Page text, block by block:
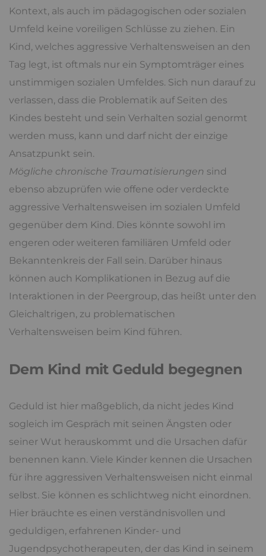
Kontext, als auch im pädagogischen oder sozialen
Umfeld keine voreiligen Schlüsse zu ziehen. Ein
Kind, welches aggressive Verhaltensweisen an den
Tag legt, ist oftmals nur ein Symptomträger eines
unstimmigen sozialen Umfeldes. Sich nun darauf zu
verlassen, dass die Problematik auf Seiten des
Kindes besteht und sein Verhalten sozial genormt
werden muss, kann und darf nicht der einzige
Ansatzpunkt sein.
Mögliche chronische Traumatisierungen sind
ebenso abzuprüfen wie offene oder verdeckte
aggressive Verhaltensweisen im sozialen Umfeld
gegenüber dem Kind. Dies könnte sowohl im
engeren oder weiteren familiären Umfeld oder
Bekanntenkreis der Fall sein. Darüber hinaus
können auch Komplikationen in Bezug auf die
Interaktionen in der Peergroup, das heißt unter den
Gleichaltrigen, zu problematischen
Verhaltensweisen beim Kind führen.
Dem Kind mit Geduld begegnen
Geduld ist hier maßgeblich, da nicht jedes Kind
sogleich im Gespräch mit seinen Ängsten oder
seiner Wut herauskommt und die Ursachen dafür
benennen kann. Viele Kinder kennen die Ursachen
für ihre aggressiven Verhaltensweisen nicht einmal
selbst. Sie können es schlichtweg nicht einordnen.
Hier bräuchte es einen verständnisvollen und
geduldigen, erfahrenen Kinder- und
Jugendpsychotherapeuten, der das Kind in seinem